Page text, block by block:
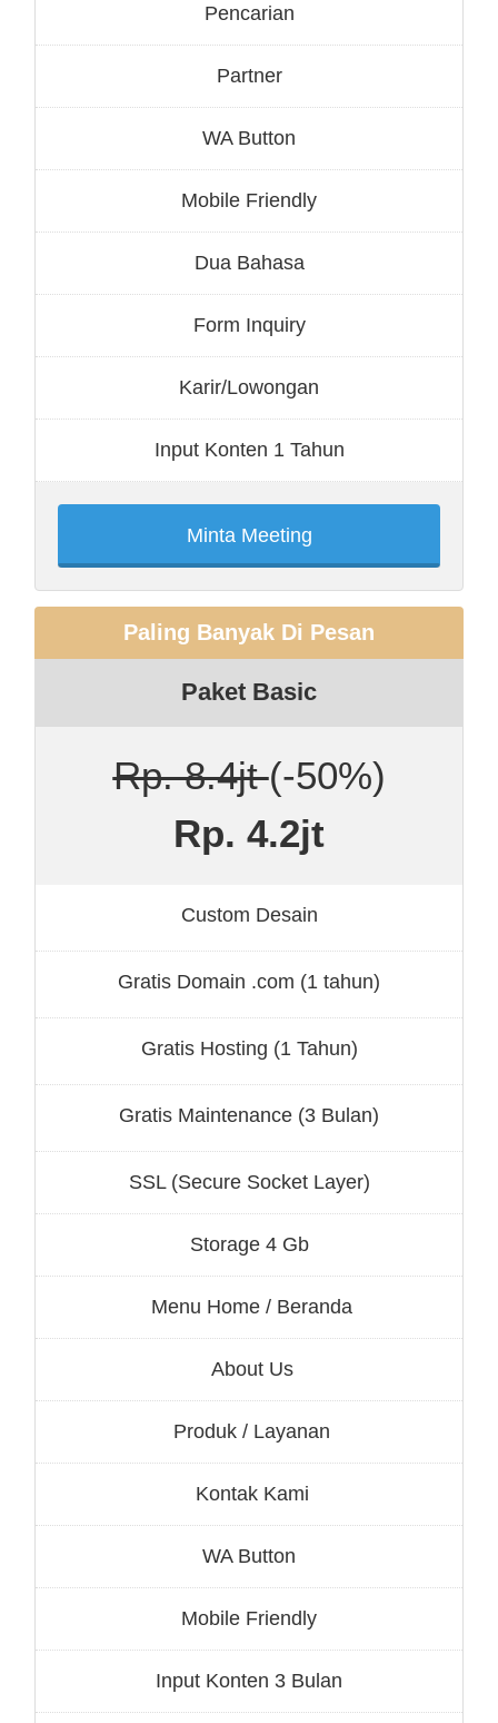
Pencarian
Partner
WA Button
Mobile Friendly
Dua Bahasa
Form Inquiry
Karir/Lowongan
Input Konten 1 Tahun
Minta Meeting
Paling Banyak Di Pesan
Paket Basic
Rp. 8.4jt(-50%)
Rp. 4.2jt
Custom Desain
Gratis Domain .com (1 tahun)
Gratis Hosting (1 Tahun)
Gratis Maintenance (3 Bulan)
SSL (Secure Socket Layer)
Storage 4 Gb
Menu Home / Beranda
About Us
Produk / Layanan
Kontak Kami
WA Button
Mobile Friendly
Input Konten 3 Bulan